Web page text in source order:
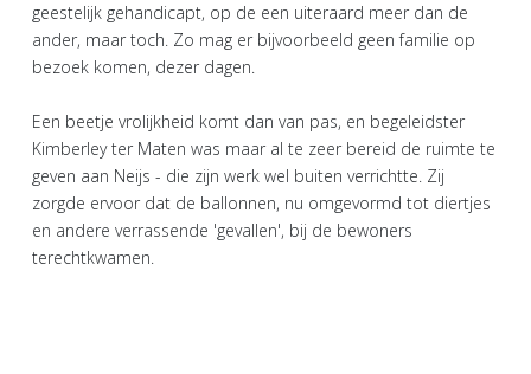
geestelijk gehandicapt, op de een uiteraard meer dan de
ander, maar toch. Zo mag er bijvoorbeeld geen familie op
bezoek komen, dezer dagen.
Een beetje vrolijkheid komt dan van pas, en begeleidster
Kimberley ter Maten was maar al te zeer bereid de ruimte te
geven aan Neijs - die zijn werk wel buiten verrichtte. Zij
zorgde ervoor dat de ballonnen, nu omgevormd tot diertjes
en andere verrassende 'gevallen', bij de bewoners
terechtkwamen.